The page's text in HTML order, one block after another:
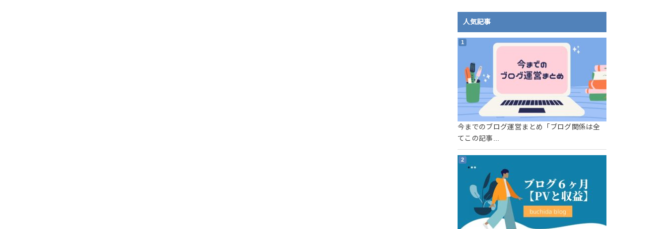
人気記事
今までのブログ運営まとめ「ブログ関係は全
てこの記事...